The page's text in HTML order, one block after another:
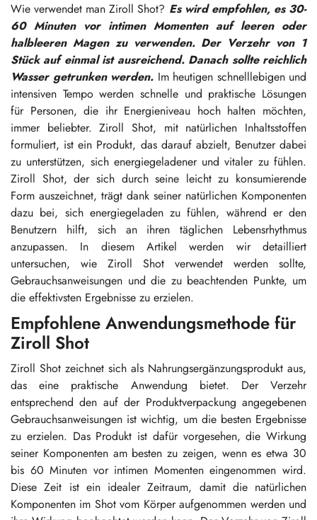
Wie verwendet man Ziroll Shot? Es wird empfohlen, es 30-
60 Minuten vor intimen Momenten auf leeren oder
halbleeren Magen zu verwenden. Der Verzehr von 1
Stück auf einmal ist ausreichend. Danach sollte reichlich
Wasser getrunken werden. Im heutigen schnelllebigen und
intensiven Tempo werden schnelle und praktische Lösungen
für Personen, die ihr Energieniveau hoch halten möchten,
immer beliebter. Ziroll Shot, mit natürlichen Inhaltsstoffen
formuliert, ist ein Produkt, das darauf abzielt, Benutzer dabei
zu unterstützen, sich energiegeladener und vitaler zu fühlen.
Ziroll Shot, der sich durch seine leicht zu konsumierende
Form auszeichnet, trägt dank seiner natürlichen Komponenten
dazu bei, sich energiegeladen zu fühlen, während er den
Benutzern hilft, sich an ihren täglichen Lebensrhythmus
anzupassen. In diesem Artikel werden wir detailliert
untersuchen, wie Ziroll Shot verwendet werden sollte,
Gebrauchsanweisungen und die zu beachtenden Punkte, um
die effektivsten Ergebnisse zu erzielen.
Empfohlene Anwendungsmethode für
Ziroll Shot
Ziroll Shot zeichnet sich als Nahrungsergänzungsprodukt aus,
das eine praktische Anwendung bietet. Der Verzehr
entsprechend den auf der Produktverpackung angegebenen
Gebrauchsanweisungen ist wichtig, um die besten Ergebnisse
zu erzielen. Das Produkt ist dafür vorgesehen, die Wirkung
seiner Komponenten am besten zu zeigen, wenn es etwa 30
bis 60 Minuten vor intimen Momenten eingenommen wird.
Diese Zeit ist ein idealer Zeitraum, damit die natürlichen
Komponenten im Shot vom Körper aufgenommen werden und